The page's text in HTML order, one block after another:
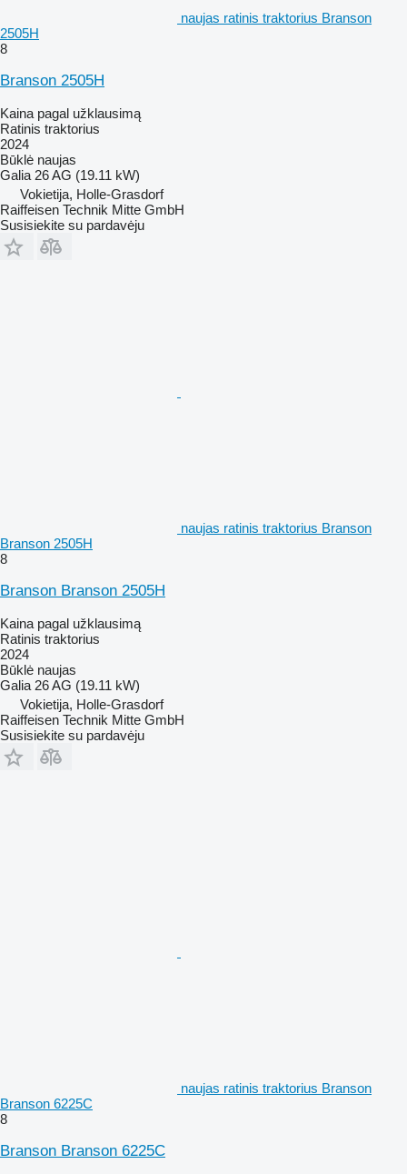
naujas ratinis traktorius Branson
2505H
8
Branson 2505H
Kaina pagal užklausimą
Ratinis traktorius
2024
Būklė naujas
Galia 26 AG (19.11 kW)
Vokietija, Holle-Grasdorf
Raiffeisen Technik Mitte GmbH
Susisiekite su pardavėju
naujas ratinis traktorius Branson
Branson 2505H
8
Branson Branson 2505H
Kaina pagal užklausimą
Ratinis traktorius
2024
Būklė naujas
Galia 26 AG (19.11 kW)
Vokietija, Holle-Grasdorf
Raiffeisen Technik Mitte GmbH
Susisiekite su pardavėju
naujas ratinis traktorius Branson
Branson 6225C
8
Branson Branson 6225C